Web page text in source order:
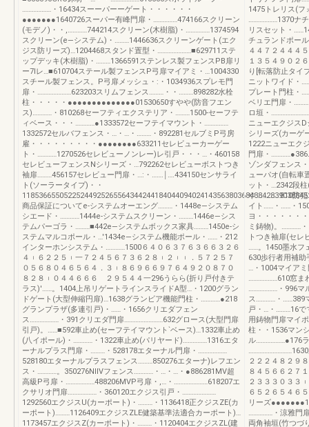
………………・16434スーーパーーゲート・・・・・・
●●●●●●●1640726スーパー有峰門扉・……………474166スクリーン
(モデノ)・・,…………744214スクリーン(木樹脂)・……………1374594
スクリーン(e―システム)・………1446636スクリーンゲート(エク
ジス防リーズ)…1204468スタンド置型・…………………■629711ステ
ップデッキ(木樹脂)・………1366591ステンレス製フェンスPB扉リ
ー7lレ…■610704ステール製フェンスP弓扉マイアミ・…1004330
スチール製フェンス。P弓扉メッシュ・:・1034936スプレモ門
扉・…………………623203スリムフェンス………・・………898282水栓
柱・・・・・●●●●●●●●●●●●●●01530650すやや(防音フエン
ス)…………・810268セーフティエクステリア・………1500-セーフテ
ィベース・・・…………●1333572セーフテイマウント・……………
1332572セルバフェンス・…・…・………・892281セルブミP弓房
雇・・・・・・・・・●●●●●●●●633211セレビューカーゲー
ト・…………1270526セレビューノンレー)レ引戸・・・…・460158
セレビューフェンスNシリーズ・…792262セレビューボストつき
袖扉………456157セレビュー門扉・…:・…….￨….434150センサライ
ト(ソーラータイプ)・・
商品保証についてe‐システムオーエング………・1448e―システム
シエード・…………1444e‐システムスクリーン・………1446e―シス
テムパーゴラ・………■442e―システムボックス家具………1450e‐シ
ステムマルコポール・…'1434e―システム機能ポール・……・212
インターホンシステム・…………1500６４０６３７６３６６３２６
４︲６２２５︲一７２４５６７３６２８︲２︲︲．５７２５７
０５６８０４６５６４．３︲８６９６６９７６４９２０８７０
８２８︲０４４６６６ ２９５４４一296うらら(折り戸付きテ
ラス)'……。1404上吊リゲートラインスライドA型…・1200グラン
ドゲート(大型伸縮円扉)…1638グランビア機能門柱・…………●218
グランプラザ(多連引戸)・……・1656クリエダフェン
ス………………・391クリエダ門扉……………………632グロース(大型門扉
引戸)。……■592車止め(セーフテイマウント`ベース)…1332車止め
(八イポール)・…………・1322車止め(パリヤード)……………1316エタ
ーナルプラス門扉・………・528178エターナル門扉・………………
528180エターナルプラスフェンス………850276エターナ)レフエン
ス・…………。350276NllVフェンス…………・…・…・●886281MV超
高級P弓扉・………………488206MVP弓扉・,…・…………………618207エ
クサリオ門扉………………・360120エクジス引戸・…………………
1292560エクジスU(カーポート)・………・1136418正クジスZE(カ
ーポート)………1126409エクジスZLE健築基準法適合カーポート)…
1173457エクジスZ(カーポート)・………・1120404エクジスZL(建
1475トレリス(
………………1370ナ
リスセット・
チュランドポー
４４７２４４４
１３５４９０２
り[転落防止タイ
ニットワイド・
プレート門柱・
ベリエ門扉・
ロ垣・
ニューエクジス
シリーズ(カーゲ
1222ニューエク
門扉・…………●386
ゾンダフェンス
ューパオ(自転車
ット・…2342段
や……………810防犯
イト……・……・
ヨ・・・・・・
ミ鋳物)。…………
トつき袖扉(セ
……。1450墨水
630歩行者用補
…・1004マイア
………………610窓ま
………………・996マ
ス…………・……389
戸・…・………16で
用鋳物門扉マイ
柱・・1536マン
ル………………●176
………………………1630
２２２４８２９
８４５６６２７
２３３３０３３
６５２６５４６
リーズ
……………・涼雅門
両角袖垣(竹つづ